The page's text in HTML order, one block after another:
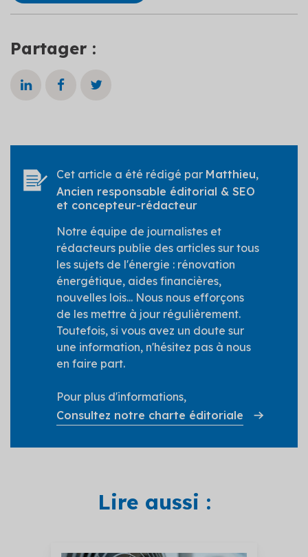
Partager :
Cet article a été rédigé par Matthieu,
Ancien responsable éditorial & SEO
et concepteur-rédacteur
Notre équipe de journalistes et
rédacteurs publie des articles sur tous
les sujets de l'énergie : rénovation
énergétique, aides financières,
nouvelles lois... Nous nous efforçons
de les mettre à jour régulièrement.
Toutefois, si vous avez un doute sur
une information, n'hésitez pas à nous
en faire part.
Pour plus d'informations,
Consultez notre charte éditoriale
Lire aussi :